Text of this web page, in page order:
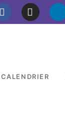
CALENDRIER